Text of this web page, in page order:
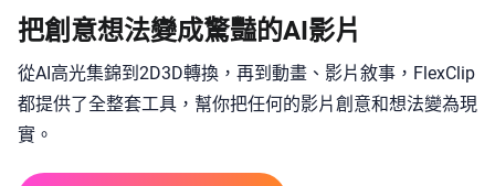
把創意想法變成驚豔的AI影片
從AI高光集錦到2D3D轉換，再到動畫、影片敘事，FlexClip
都提供了全整套工具，幫你把任何的影片創意和想法變為現
實。